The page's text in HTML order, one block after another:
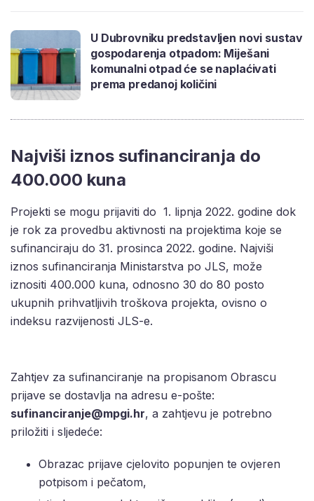
U Dubrovniku predstavljen novi sustav
gospodarenja otpadom: Miješani
komunalni otpad će se naplaćivati
prema predanoj količini
Najviši iznos sufinanciranja do
400.000 kuna
Projekti se mogu prijaviti do 1. lipnja 2022. godine dok
je rok za provedbu aktivnosti na projektima koje se
sufinanciraju do 31. prosinca 2022. godine. Najviši
iznos sufinanciranja Ministarstva po JLS, može
iznositi 400.000 kuna, odnosno 30 do 80 posto
ukupnih prihvatljivih troškova projekta, ovisno o
indeksu razvijenosti JLS-e.
Zahtjev za sufinanciranje na propisanom Obrascu
prijave se dostavlja na adresu e-pošte:
sufinanciranje@mpgi.hr, a zahtjevu je potrebno
priložiti i sljedeće:
Obrazac prijave cjelovito popunjen te ovjeren
potpisom i pečatom,